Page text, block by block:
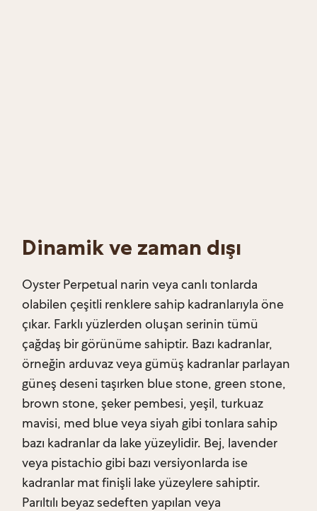
Dinamik ve zaman dışı
Oyster Perpetual narin veya canlı tonlarda
olabilen çeşitli renklere sahip kadranlarıyla öne
çıkar. Farklı yüzlerden oluşan serinin tümü
çağdaş bir görünüme sahiptir. Bazı kadranlar,
örneğin arduvaz veya gümüş kadranlar parlayan
güneş deseni taşırken blue stone, green stone,
brown stone, şeker pembesi, yeşil, turkuaz
mavisi, med blue veya siyah gibi tonlara sahip
bazı kadranlar da lake yüzeylidir. Bej, lavender
veya pistachio gibi bazı versiyonlarda ise
kadranlar mat finişli lake yüzeylere sahiptir.
Parıltılı beyaz sedeften yapılan veya